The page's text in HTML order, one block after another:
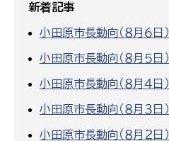
新着記事
小田原市長動向（８月６日）
小田原市長動向（８月５日）
小田原市長動向（８月４日）
小田原市長動向（８月３日）
小田原市長動向（８月２日）